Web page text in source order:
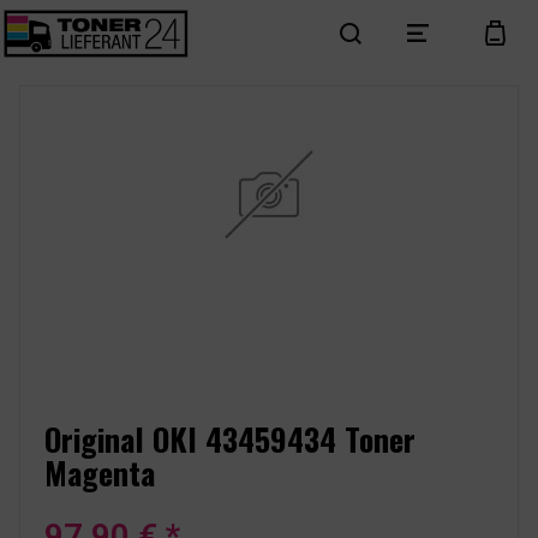
search menu cart
Original OKI 43459434 Toner
Magenta